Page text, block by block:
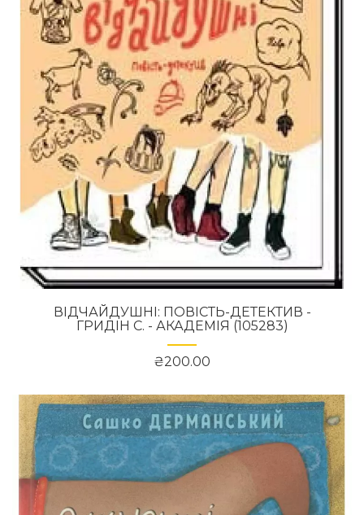
ВІДЧАЙДУШНІ: ПОВІСТЬ-ДЕТЕКТИВ -
ГРИДІН С. - АКАДЕМІЯ (105283)
₴200.00